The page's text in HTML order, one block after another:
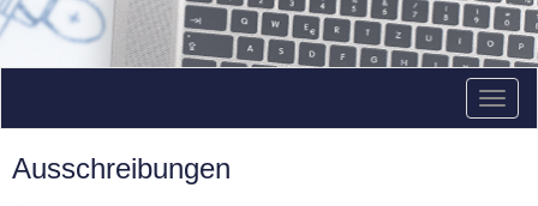
Ausschreibungen